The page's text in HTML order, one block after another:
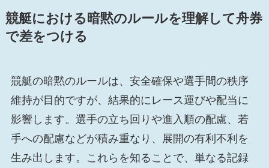
競艇における暗黙のルールを理解して舟券
で差をつける
競艇の暗黙のルールは、安全確保や選手間の秩序
維持が目的ですが、結果的にレース運びや配当に
影響します。選手の立ち回りや進入順の配慮、若
手への配慮などが積み重なり、展開の有利不利を
生み出します。これらを知ることで、単なる記録